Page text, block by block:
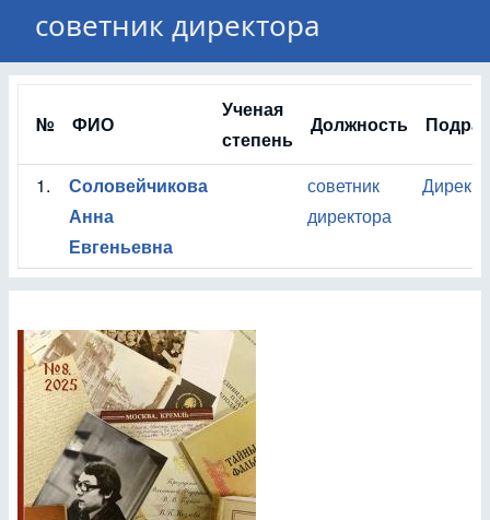
советник директора
№ ФИО
Ученая
степень
Должность
1.
Соловейчикова
Анна
Евгеньевна
советник
директора